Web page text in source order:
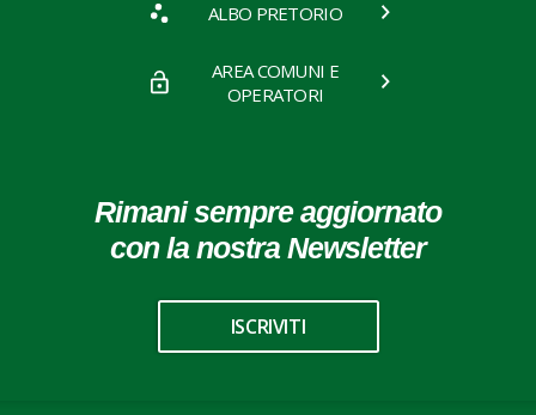
ALBO PRETORIO
AREA COMUNI E
OPERATORI
Rimani sempre aggiornato
con la nostra Newsletter
ISCRIVITI